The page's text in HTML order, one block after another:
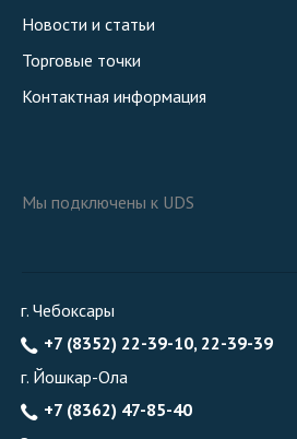
Новости и статьи
Торговые точки
Контактная информация
Мы подключены к UDS
г. Чебоксары
+7 (8352) 22-39-10, 22-39-39
г. Йошкар-Ола
+7 (8362) 47-85-40